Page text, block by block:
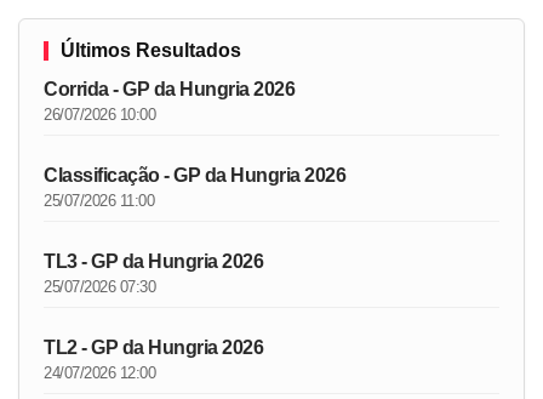
Últimos Resultados
Corrida - GP da Hungria 2026
26/07/2026 10:00
Classificação - GP da Hungria 2026
25/07/2026 11:00
TL3 - GP da Hungria 2026
25/07/2026 07:30
TL2 - GP da Hungria 2026
24/07/2026 12:00